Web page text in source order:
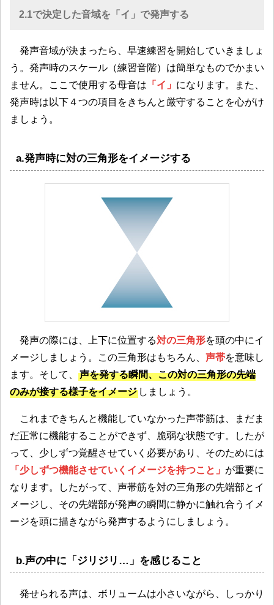
2.1で決定した音域を「イ」で発声する
発声音域が決まったら、早速練習を開始していきましょ
う。発声時のスケール（練習音階）は簡単なものでかまい
ません。ここで使用する母音は 「イ」 になります。また、
発声時は以下４つの項目をきちんと厳守することを心がけ
ましょう。
a.発声時に対の三角形をイメージする
発声の際には、上下に位置する対の三角形を頭の中にイ
メージしましょう。この三角形はもちろん、 声帯を意味し
ます。そして、
声を発する瞬間、この対の三角形の先端
のみが接する様子をイメージ しましょう。
これまできちんと機能していなかった声帯筋は、まだま
だ正常に機能することができず、脆弱な状態です。したが
って、少しずつ覚醒させていく必要があり、そのためには
「少しずつ機能させていくイメージを持つこと」 が重要に
なります。したがって、声帯筋を対の三角形の先端部とイ
メージし、その先端部が発声の瞬間に静かに触れ合うイメ
ージを頭に描きながら発声するようにしましょう。
b.声の中に「ジリジリ…」を感じること
発せられる声は、ボリュームは小さいながら、しっかり